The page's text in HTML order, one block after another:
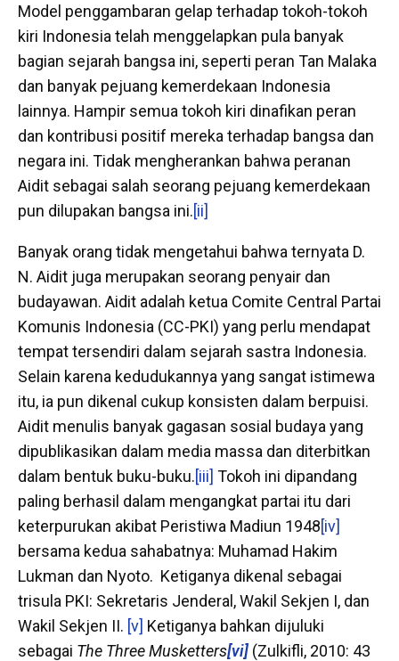
Model penggambaran gelap terhadap tokoh-tokoh
kiri Indonesia telah menggelapkan pula banyak
bagian sejarah bangsa ini, seperti peran Tan Malaka
dan banyak pejuang kemerdekaan Indonesia
lainnya. Hampir semua tokoh kiri dinafikan peran
dan kontribusi positif mereka terhadap bangsa dan
negara ini. Tidak mengherankan bahwa peranan
Aidit sebagai salah seorang pejuang kemerdekaan
pun dilupakan bangsa ini.[ii]
Banyak orang tidak mengetahui bahwa ternyata D.
N. Aidit juga merupakan seorang penyair dan
budayawan. Aidit adalah ketua Comite Central Partai
Komunis Indonesia (CC-PKI) yang perlu mendapat
tempat tersendiri dalam sejarah sastra Indonesia.
Selain karena kedudukannya yang sangat istimewa
itu, ia pun dikenal cukup konsisten dalam berpuisi.
Aidit menulis banyak gagasan sosial budaya yang
dipublikasikan dalam media massa dan diterbitkan
dalam bentuk buku-buku.[iii] Tokoh ini dipandang
paling berhasil dalam mengangkat partai itu dari
keterpurukan akibat Peristiwa Madiun 1948[iv]
bersama kedua sahabatnya: Muhamad Hakim
Lukman dan Nyoto. Ketiganya dikenal sebagai
trisula PKI: Sekretaris Jenderal, Wakil Sekjen I, dan
Wakil Sekjen II. [v] Ketiganya bahkan dijuluki
sebagai The Three Musketters[vi] (Zulkifli, 2010: 43